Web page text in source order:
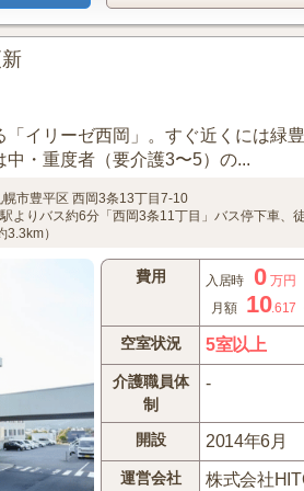
イリーゼ西岡」。すぐ近くには緑
・重度者（要介護3〜5）の...
幌市豊平区 西岡3条13丁目7-10
よりバス約6分「西岡3条11丁目」バス停下車、
）
費用 入居時 0 万円
月額
10.617
空室状況 5室以上
介護職員体
制
-
開設 2014年6月
運営会社 株式会社